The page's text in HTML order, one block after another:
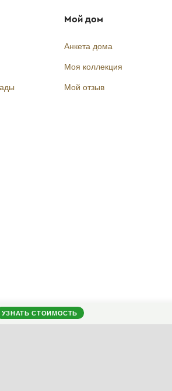
УЗНАТЬ СТОИМОСТЬ
Мой дом
Анкета дома
Моя коллекция
Мой отзыв